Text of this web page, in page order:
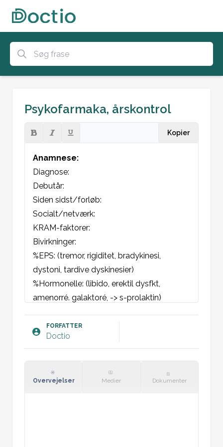
Psykofarmaka, årskontrol
Kopier
Anamnese:
Diagnose:
Debutår:
Siden sidst/forløb:
Socialt/netværk:
KRAM-faktorer:
Bivirkninger:
%EPS: (tremor, rigiditet, bradykinesi,
dystoni, tardive dyskinesier)
%Hormonelle: (libido, erektil dysfkt,
amenorré. galaktoré, -> s-prolaktin)
hypotension)
%Antikolinerge: (mundtørhed, urinretention,
vægtøgning)
FORFATTER
Doctio
Overvejelser Medier Dokumenter